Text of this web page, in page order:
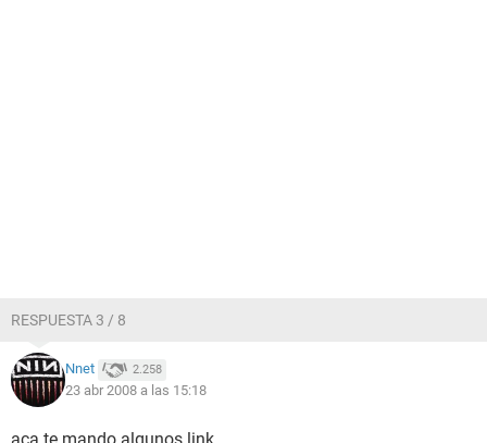
RESPUESTA 3 / 8
Nnet 2.258
23 abr 2008 a las 15:18